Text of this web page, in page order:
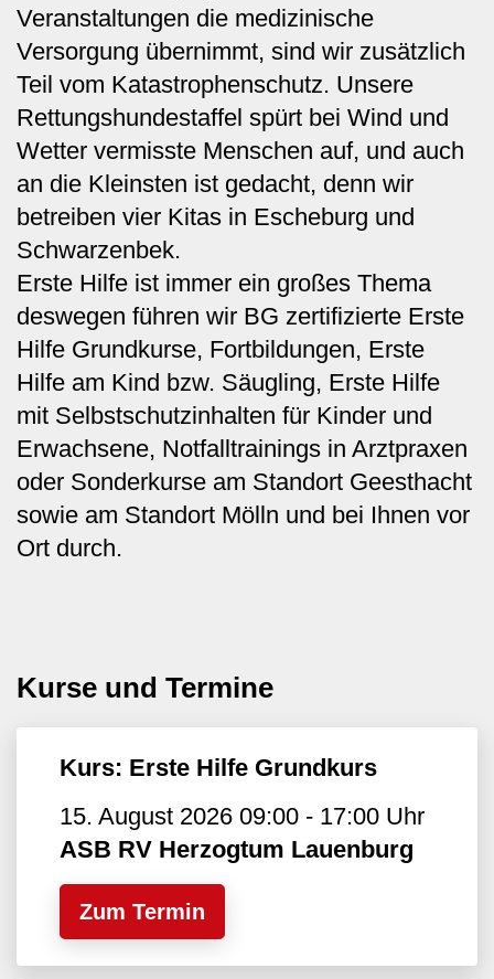
Veranstaltungen die medizinische
Versorgung übernimmt, sind wir zusätzlich
Teil vom Katastrophenschutz. Unsere
Rettungshundestaffel spürt bei Wind und
Wetter vermisste Menschen auf, und auch
an die Kleinsten ist gedacht, denn wir
betreiben vier Kitas in Escheburg und
Schwarzenbek.
Erste Hilfe ist immer ein großes Thema
deswegen führen wir BG zertifizierte Erste
Hilfe Grundkurse, Fortbildungen, Erste
Hilfe am Kind bzw. Säugling, Erste Hilfe
mit Selbstschutzinhalten für Kinder und
Erwachsene, Notfalltrainings in Arztpraxen
oder Sonderkurse am Standort Geesthacht
sowie am Standort Mölln und bei Ihnen vor
Ort durch.
Kurse und Termine
Kurs: Erste Hilfe Grundkurs
15. August 2026 09:00 - 17:00 Uhr
ASB RV Herzogtum Lauenburg
Zum Termin